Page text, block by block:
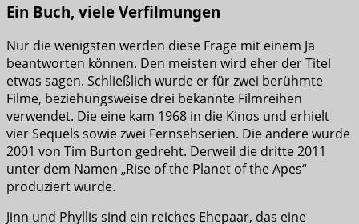
Ein Buch, viele Verfilmungen
Nur die wenigsten werden diese Frage mit einem Ja
beantworten können. Den meisten wird eher der Titel
etwas sagen. Schließlich wurde er für zwei berühmte
Filme, beziehungsweise drei bekannte Filmreihen
verwendet. Die eine kam 1968 in die Kinos und erhielt
vier Sequels sowie zwei Fernsehserien. Die andere wurde
2001 von Tim Burton gedreht. Derweil die dritte 2011
unter dem Namen „Rise of the Planet of the Apes“
produziert wurde.
Jinn und Phyllis sind ein reiches Ehepaar, das eine